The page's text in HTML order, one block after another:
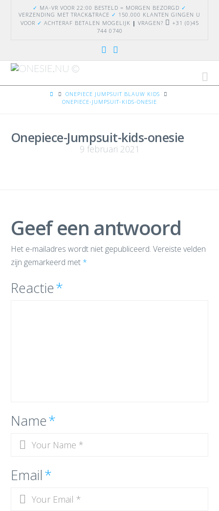
✓ MA-VR VOOR 22:00 BESTELD = MORGEN BEZORGD ✓
VERZENDING MET TRACK&TRACE ✓ 150.000 KLANTEN GINGEN U
VOOR ✓ ACHTERAF BETALEN MOGELIJK | VRAGEN?
+31 (0)45
744 0740
HOMEONEPIECE JUMPSUIT BLAUW KIDS
ONEPIECE-JUMPSUIT-KIDS-ONESIE
Onepiece-Jumpsuit-kids-onesie
9 februari 2021
Geef een antwoord
Het e-mailadres wordt niet gepubliceerd. Vereiste velden
zijn gemarkeerd met *
Reactie*
Name*
Email*